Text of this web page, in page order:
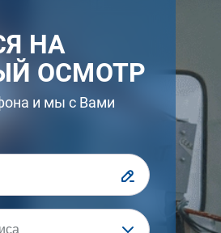
НА
ОСМОТР
и мы с Вами